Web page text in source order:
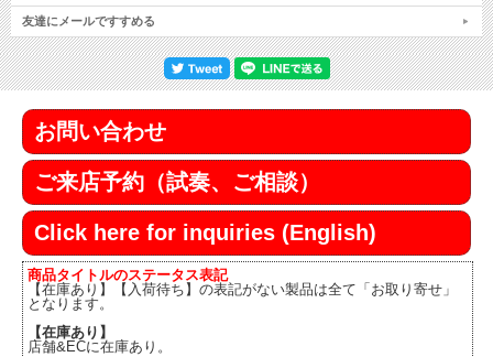
友達にメールですすめる
お問い合わせ
ご来店予約（試奏、ご相談）
Click here for inquiries (English)
商品タイトルのステータス表記
【在庫あり】【入荷待ち】の表記がない製品は全て「お取り寄せ」
となります。
【在庫あり】
店舗&ECに在庫あり。